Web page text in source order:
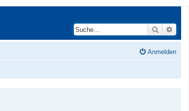
Suche
Anmelden